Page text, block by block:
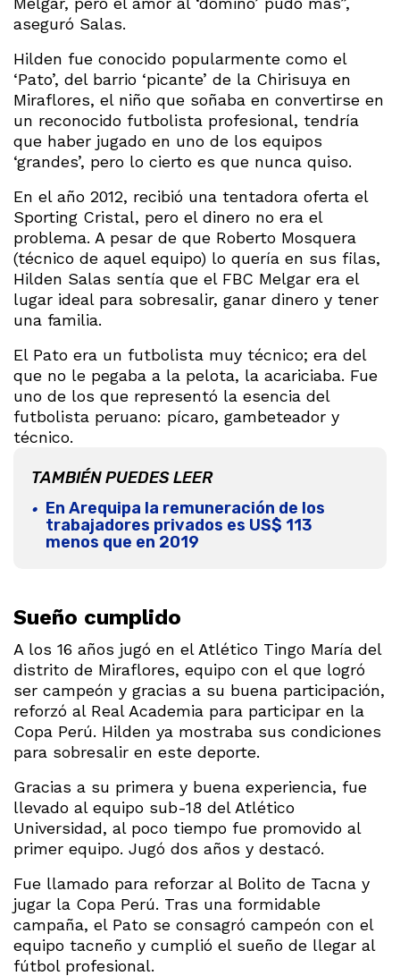
aseguró Salas.
Hilden fue conocido popularmente como el
‘Pato’, del barrio ‘picante’ de la Chirisuya en
Miraflores, el niño que soñaba en convertirse en
un reconocido futbolista profesional, tendría
que haber jugado en uno de los equipos
‘grandes’, pero lo cierto es que nunca quiso.
En el año 2012, recibió una tentadora oferta el
Sporting Cristal, pero el dinero no era el
problema. A pesar de que Roberto Mosquera
(técnico de aquel equipo) lo quería en sus filas,
Hilden Salas sentía que el FBC Melgar era el
lugar ideal para sobresalir, ganar dinero y tener
una familia.
El Pato era un futbolista muy técnico; era del
que no le pegaba a la pelota, la acariciaba. Fue
uno de los que representó la esencia del
futbolista peruano: pícaro, gambeteador y
técnico.
TAMBIÉN PUEDES LEER
En Arequipa la remuneración de los
trabajadores privados es US$ 113
menos que en 2019
Sueño cumplido
A los 16 años jugó en el Atlético Tingo María del
distrito de Miraflores, equipo con el que logró
ser campeón y gracias a su buena participación,
reforzó al Real Academia para participar en la
Copa Perú. Hilden ya mostraba sus condiciones
para sobresalir en este deporte.
Gracias a su primera y buena experiencia, fue
llevado al equipo sub-18 del Atlético
Universidad, al poco tiempo fue promovido al
primer equipo. Jugó dos años y destacó.
Fue llamado para reforzar al Bolito de Tacna y
jugar la Copa Perú. Tras una formidable
campaña, el Pato se consagró campeón con el
equipo tacneño y cumplió el sueño de llegar al
fútbol profesional.